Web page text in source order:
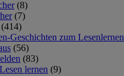
(8)
(7)
(414)
Geschichten zum Lesenlernen
(56)
(83)
lernen (9)